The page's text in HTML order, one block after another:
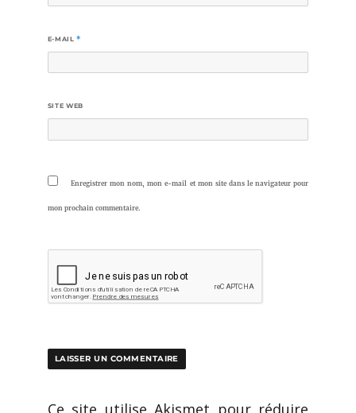
E-MAIL*
SITE WEB
Enregistrer mon nom, mon e-mail et mon site dans le navigateur pour
mon prochain commentaire.